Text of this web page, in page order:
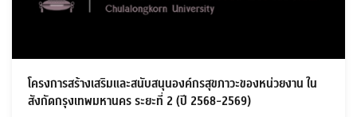
โครงการสร้างเสริมและสนับสนุนองค์กรสุขภาวะของหน่วยงาน ใน
สังกัดกรุงเทพมหานคร ระยะที่ 2 (ปี 2568-2569)